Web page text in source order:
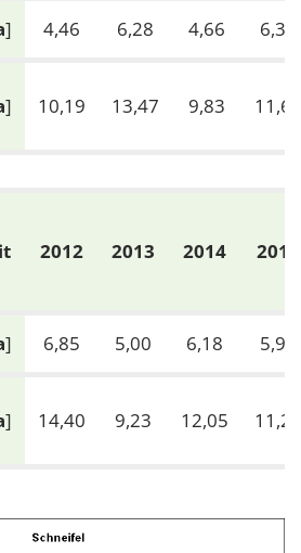
] 4,46 6,28 4,66 6,37
] 10,19 13,47 9,83 11,67
2012 2013 2014 2015
] 6,85 5,00 6,18 5,96
] 14,40 9,23 12,05 11,23